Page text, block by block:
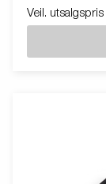
Veil. utsalgspris